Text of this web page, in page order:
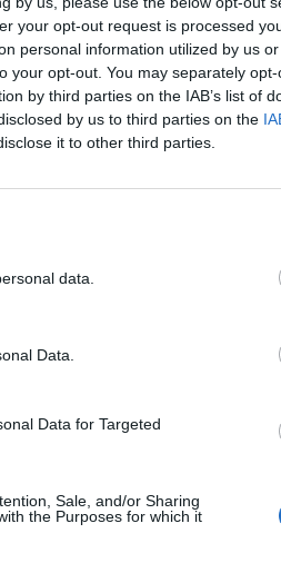
your opt-out request is processed
personal information utilized by us
your opt-out. You may separately
by third parties on the IAB’s list of
by us to third parties on the
it to other third parties.
data.
Data.
Data for Targeted
Sale, and/or Sharing
the Purposes for which it
az első negyedév
és a
- közölte az MBH Bank
negyedévente
MBH AgrárTrend
tartozik, melynek olvasása